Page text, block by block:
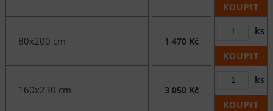
KOUPIT
80x200 cm 1 470 Kč
ks
KOUPIT
160x230 cm 3 050 Kč
ks
KOUPIT